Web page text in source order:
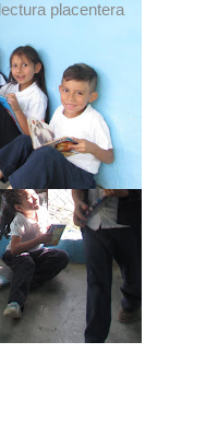
placentera